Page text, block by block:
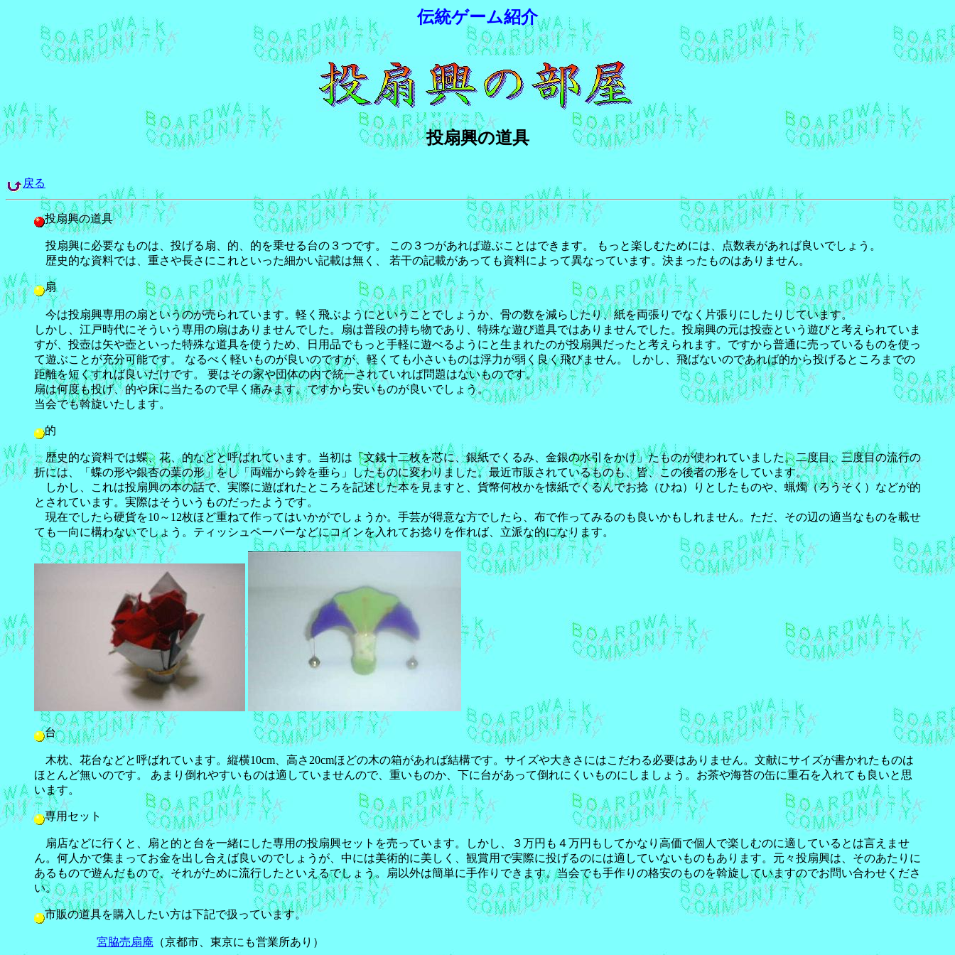
伝統ゲーム紹介
投扇興の道具
戻る
投扇興の道具
投扇興に必要なものは、投げる扇、的、的を乗せる台の３つです。 この３つがあれば遊ぶことはできます。 もっと楽しむためには、点数表があれば良いでしょう。
歴史的な資料では、重さや長さにこれといった細かい記載は無く、 若干の記載があっても資料によって異なっています。決まったものはありません。
扇
今は投扇興専用の扇というのが売られています。軽く飛ぶようにということでしょうか、骨の数を減らしたり、紙を両張りでなく片張りにしたりしています。
しかし、江戸時代にそういう専用の扇はありませんでした。扇は普段の持ち物であり、特殊な遊び道具ではありませんでした。投扇興の元は投壺という遊びと考えられていま
すが、投壺は矢や壺といった特殊な道具を使うため、日用品でもっと手軽に遊べるようにと生まれたのが投扇興だったと考えられます。ですから普通に売っているものを使っ
て遊ぶことが充分可能です。 なるべく軽いものが良いのですが、軽くても小さいものは浮力が弱く良く飛びません。 しかし、飛ばないのであれば的から投げるところまでの
距離を短くすれば良いだけです。 要はその家や団体の内で統一されていれば問題はないものです。
扇は何度も投げ、的や床に当たるので早く痛みます。ですから安いものが良いでしょう。
当会でも斡旋いたします。
的
歴史的な資料では蝶、花、的などと呼ばれています。当初は「文銭十二枚を芯に、銀紙でくるみ、金銀の水引をかけ」たものが使われていました。二度目、三度目の流行の
折には、「蝶の形や銀杏の葉の形」をし「両端から鈴を垂ら」したものに変わりました。最近市販されているものも、皆、この後者の形をしています。
しかし、これは投扇興の本の話で、実際に遊ばれたところを記述した本を見ますと、貨幣何枚かを懐紙でくるんでお捻（ひね）りとしたものや、蝋燭（ろうそく）などが的
とされています。実際はそういうものだったようです。
現在でしたら硬貨を10～12枚ほど重ねて作ってはいかがでしょうか。手芸が得意な方でしたら、布で作ってみるのも良いかもしれません。ただ、その辺の適当なものを載せ
ても一向に構わないでしょう。ティッシュペーパーなどにコインを入れてお捻りを作れば、立派な的になります。
台
木枕、花台などと呼ばれています。縦横10cm、高さ20cmほどの木の箱があれば結構です。サイズや大きさにはこだわる必要はありません。文献にサイズが書かれたものは
ほとんど無いのです。 あまり倒れやすいものは適していませんので、重いものか、下に台があって倒れにくいものにしましょう。お茶や海苔の缶に重石を入れても良いと思
います。
専用セット
扇店などに行くと、扇と的と台を一緒にした専用の投扇興セットを売っています。しかし、３万円も４万円もしてかなり高価で個人で楽しむのに適しているとは言えませ
ん。何人かで集まってお金を出し合えば良いのでしょうが、中には美術的に美しく、観賞用で実際に投げるのには適していないものもあります。元々投扇興は、そのあたりに
あるもので遊んだもので、それがために流行したといえるでしょう。扇以外は簡単に手作りできます。当会でも手作りの格安のものを斡旋していますのでお問い合わせくださ
い。
市販の道具を購入したい方は下記で扱っています。
宮脇売扇庵 （京都市、東京にも営業所あり）